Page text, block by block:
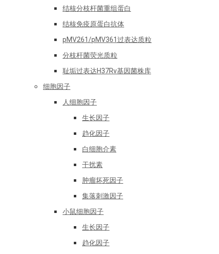
结核分枝杆菌重组蛋白
结核免疫原蛋白抗体
pMV261/pMV361过表达质粒
分枝杆菌荧光质粒
耻垢过表达H37Rv基因菌株库
细胞因子
人细胞因子
生长因子
趋化因子
白细胞介素
干扰素
肿瘤坏死因子
集落刺激因子
小鼠细胞因子
生长因子
趋化因子